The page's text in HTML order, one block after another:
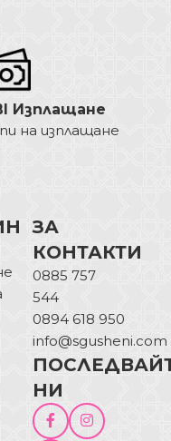
Изплащане
на изплащане
ЗА
КОНТАКТИ
0885 757
544
0894 618 950
info@sgusheni.com
НИ